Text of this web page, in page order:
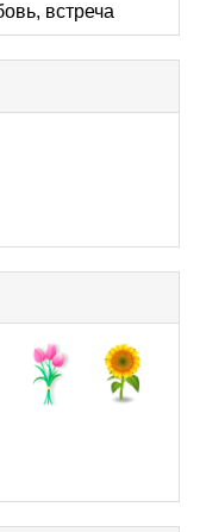
встреча